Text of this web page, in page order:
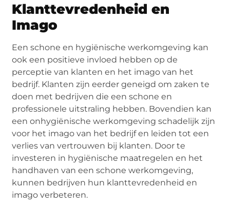
Klanttevredenheid en
Imago
Een schone en hygiënische werkomgeving kan
ook een positieve invloed hebben op de
perceptie van klanten en het imago van het
bedrijf. Klanten zijn eerder geneigd om zaken te
doen met bedrijven die een schone en
professionele uitstraling hebben. Bovendien kan
een onhygiënische werkomgeving schadelijk zijn
voor het imago van het bedrijf en leiden tot een
verlies van vertrouwen bij klanten. Door te
investeren in hygiënische maatregelen en het
handhaven van een schone werkomgeving,
kunnen bedrijven hun klanttevredenheid en
imago verbeteren.